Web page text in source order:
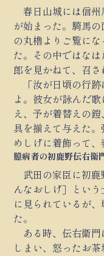
春日山城には信州
が始まった。騎馬
の丸櫓よりご覧に
た。その中ではな
郎を見かねて、召さ
「汝が日頃の行跡
よ。彼女が詠んだ
え、予が着替えの
具を揃えて与えた。
めしげに着飾って、
臆病者の初鹿野伝右衛
武田の家臣に初鹿
んなおしげ］とい
に見られているが
た。
ある時、伝右衛門
しまい、怒ったお